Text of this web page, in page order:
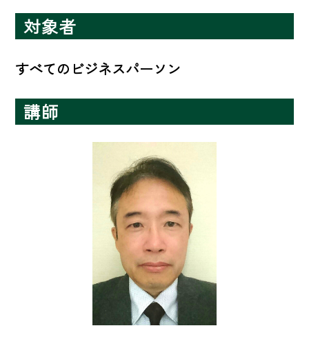
対象者
すべてのビジネスパーソン
講師